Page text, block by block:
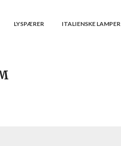
LYSPÆRER ITALIENSKE LAMPER